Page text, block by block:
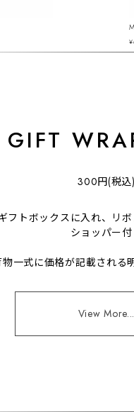
¥
GIFT
300円(税込)
フトボックスに入れ、リ
ショッパー
一式に価格が記載される
View More...